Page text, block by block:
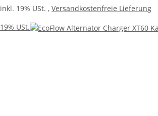
inkl. 19% USt. , Versandkostenfreie Lieferung
19% USt.